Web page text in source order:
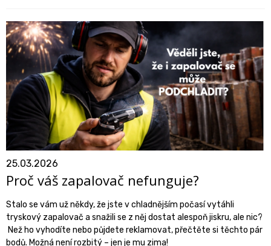
25.03.2026
Proč váš zapalovač nefunguje?
Stalo se vám už někdy, že jste v chladnějším počasí vytáhli
tryskový zapalovač a snažili se z něj dostat alespoň jiskru, ale nic?
Než ho vyhodíte nebo půjdete reklamovat, přečtěte si těchto pár
bodů. Možná není rozbitý – jen je mu zima!